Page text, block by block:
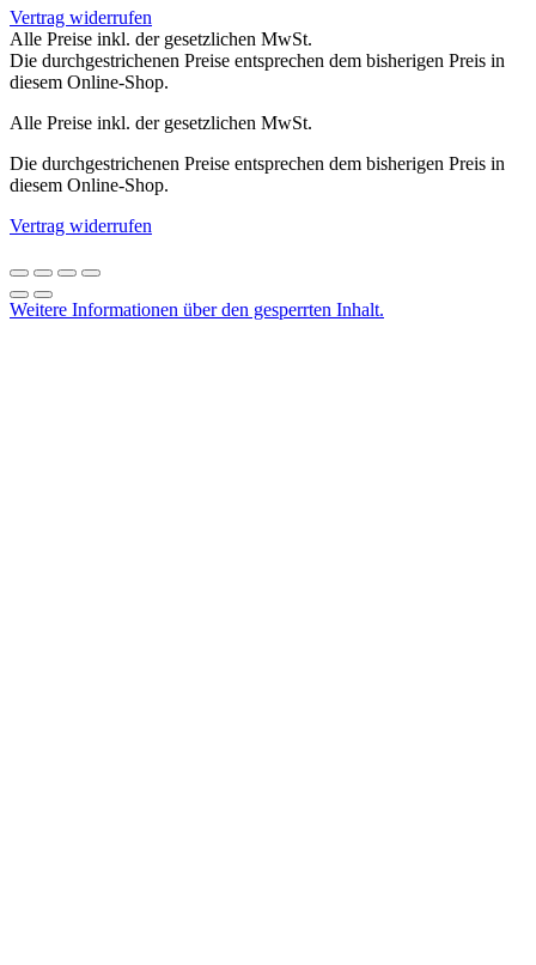
Vertrag widerrufen
Alle Preise inkl. der gesetzlichen MwSt.
Die durchgestrichenen Preise entsprechen dem bisherigen Preis in
diesem Online-Shop.
Alle Preise inkl. der gesetzlichen MwSt.
Die durchgestrichenen Preise entsprechen dem bisherigen Preis in
diesem Online-Shop.
Vertrag widerrufen
Weitere Informationen über den gesperrten Inhalt.